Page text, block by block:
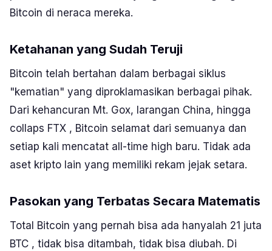
Bitcoin di neraca mereka.
Ketahanan yang Sudah Teruji
Bitcoin telah bertahan dalam berbagai siklus
"kematian" yang diproklamasikan berbagai pihak.
Dari kehancuran Mt. Gox, larangan China, hingga
collaps FTX , Bitcoin selamat dari semuanya dan
setiap kali mencatat all-time high baru. Tidak ada
aset kripto lain yang memiliki rekam jejak setara.
Pasokan yang Terbatas Secara Matematis
Total Bitcoin yang pernah bisa ada hanyalah 21 juta
BTC , tidak bisa ditambah, tidak bisa diubah. Di